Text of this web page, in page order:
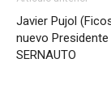
Javier Pujol
nuevo Presidente
SERNAUTO